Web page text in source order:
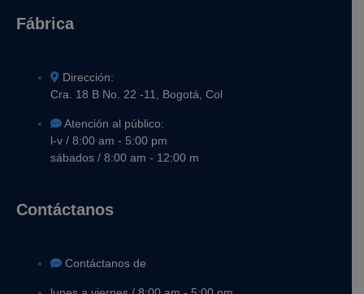
Fábrica
Dirección:
Cra. 18 B No. 22 -11, Bogotá, Col
Atención al público:
l-v / 8:00 am - 5:00 pm
sábados / 8:00 am - 12:00 m
Contáctanos
Contáctanos de